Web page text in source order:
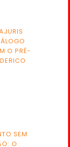
O PRÉ-
SEM
O